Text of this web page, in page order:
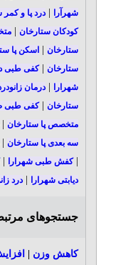
شهرآرا
|درد پا و
کودکان ستارخان |
ستارخان |اسکن پا
ستارخان |کفی طبی
شهرارا
|درمان
ستارخان |کفی طبی
متخصص پا ستارخان
سه بعدی پا ستارخان
|کفش طبی شهرارا |
دیابتی شهرارا
|درد
جستجوهای
کاهش وزن